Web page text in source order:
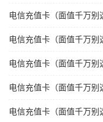
电信充值卡（面值千万别
电信充值卡（面值千万
电信充值卡（面值千万
电信充值卡（面值千万别
电信充值卡（面值千万